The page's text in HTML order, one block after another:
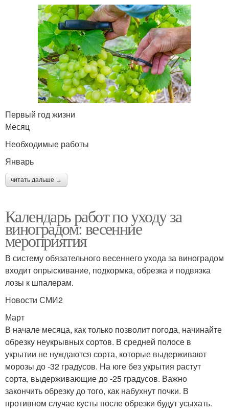
Первый год жизни
Месяц
Необходимые работы
Январь
читать дальше →
Календарь работ по уходу за
виноградом: весенние
мероприятия
В систему обязательного весеннего ухода за виноградом
входит опрыскивание, подкормка, обрезка и подвязка
лозы к шпалерам.
Новости СМИ2
Март
В начале месяца, как только позволит погода, начинайте
обрезку неукрывных сортов. В средней полосе в
укрытии не нуждаются сорта, которые выдерживают
морозы до -32 градусов. На юге без укрытия растут
сорта, выдерживающие до -25 градусов. Важно
закончить обрезку до того, как набухнут почки. В
противном случае кусты после обрезки будут усыхать.